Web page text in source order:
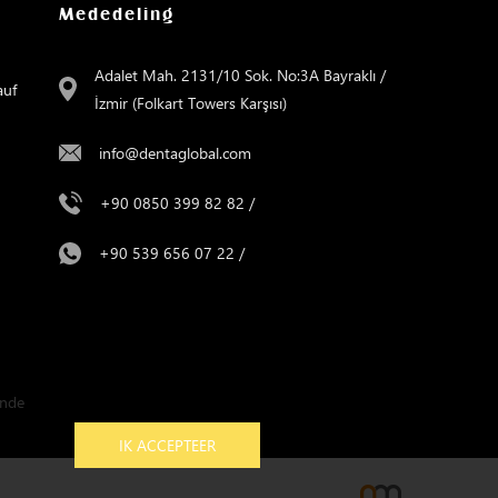
Mededeling
Adalet Mah. 2131/10 Sok. No:3A Bayraklı /
İzmir (Folkart Towers Karşısı)
info@dentaglobal.com
+90 0850 399 82 82 /
+90 539 656 07 22 /
IK ACCEPTEER